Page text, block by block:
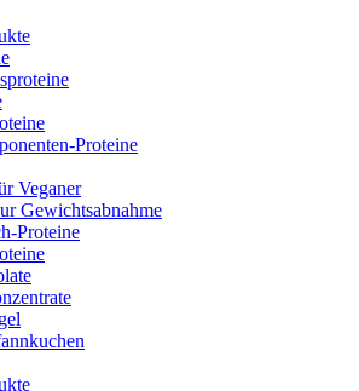
Proteine
Veganer
Gewichtsabnahme
Proteine